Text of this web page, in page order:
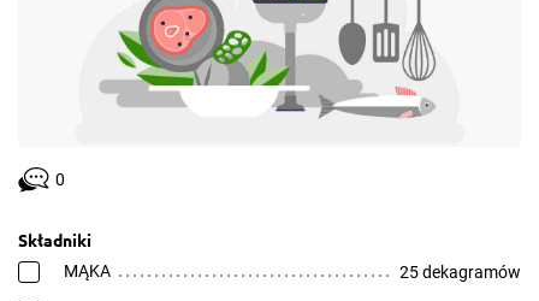
0
Składniki
MĄKA 25 dekagramów